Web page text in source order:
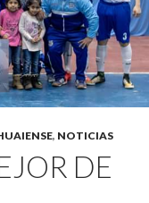
, NOTICIAS
DE